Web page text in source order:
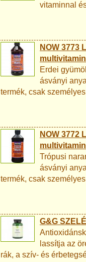
vitaminnal
NOW 3773
Erdei
ásványi
termék, csak
NOW 3772
Trópusi
ásványi
termék, csak
G&G
lassítja az
rák, a szív- és